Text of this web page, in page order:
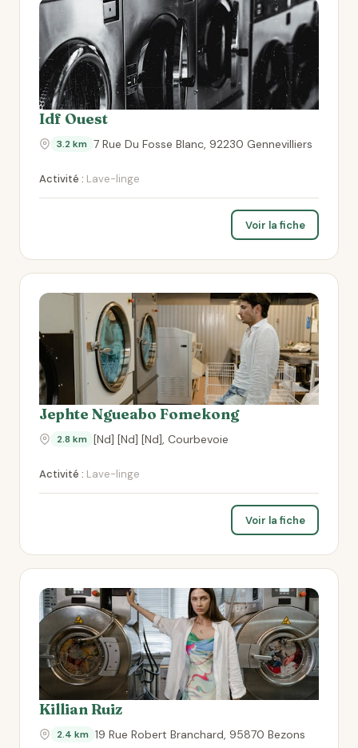
Idf Ouest
3.2 km 7 Rue Du Fosse Blanc, 92230 Gennevilliers
Activité : Lave-linge
Voir la fiche
Jephte Ngueabo Fomekong
2.8 km [Nd] [Nd] [Nd], Courbevoie
Activité : Lave-linge
Voir la fiche
Killian Ruiz
2.4 km 19 Rue Robert Branchard, 95870 Bezons